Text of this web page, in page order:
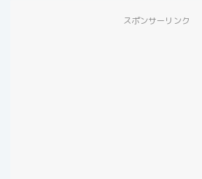
スポンサーリンク